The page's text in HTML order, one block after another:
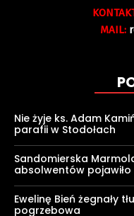
MAIL:
Nie żyje ks. Adam
parafii w Stodołach
Sandomierska
absolwentów pojawiło
Ewelinę Bień żegnały
pogrzebowa